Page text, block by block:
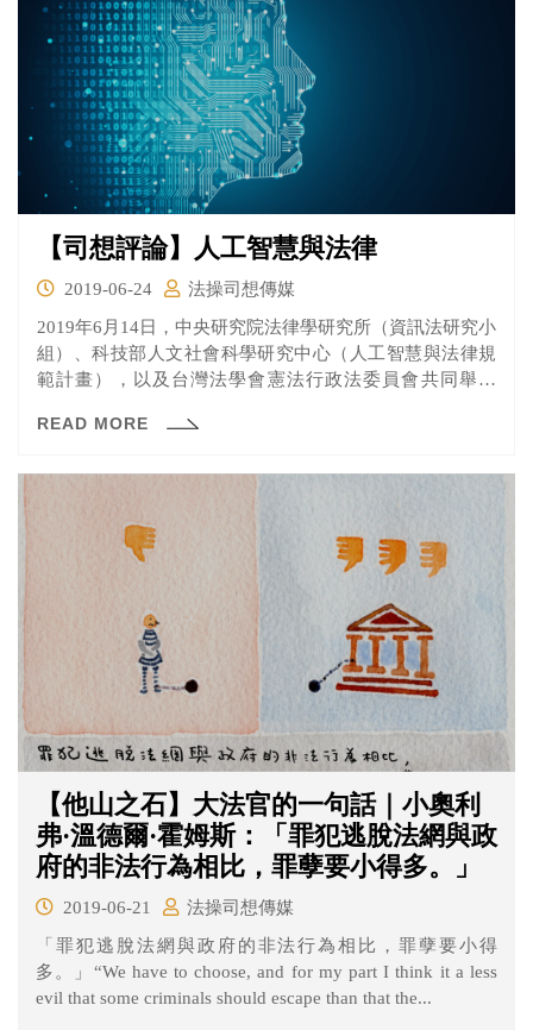
【司想評論】人工智慧與法律
2019-06-24
法操司想傳媒
2019年6月14日，中央研究院法律學研究所（資訊法研究小
組）、科技部人文社會科學研究中心（人工智慧與法律規
範計畫），以及台灣法學會憲法行政法委員會共同舉辦
READ MORE
【他山之石】大法官的一句話｜小奧利
弗·溫德爾·霍姆斯：「罪犯逃脫法網與政
府的非法行為相比，罪孽要小得多。」
2019-06-21
法操司想傳媒
「罪犯逃脫法網與政府的非法行為相比，罪孽要小得
多。」“We have to choose, and for my part I think it a less
evil that some criminals should escape than that the...